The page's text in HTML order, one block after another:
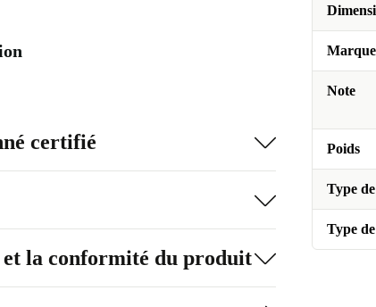
Marque
Note
Poids
Type
Type
certifié
la conformité du produit